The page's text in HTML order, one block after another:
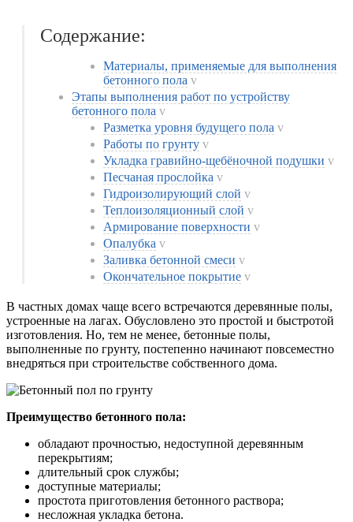
Содержание:
Материалы, применяемые для выполнения
бетонного пола v
Этапы выполнения работ по устройству
бетонного пола v
Разметка уровня будущего пола v
Работы по грунту v
Укладка гравийно-щебёночной подушки v
Песчаная прослойка v
Гидроизолирующий слой v
Теплоизоляционный слой v
Армирование поверхности v
Опалубка v
Заливка бетонной смеси v
Окончательное покрытие v
В частных домах чаще всего встречаются деревянные полы,
устроенные на лагах. Обусловлено это простой и быстротой
изготовления. Но, тем не менее, бетонные полы,
выполненные по грунту, постепенно начинают повсеместно
внедряться при строительстве собственного дома.
Преимущество бетонного пола:
обладают прочностью, недоступной деревянным
перекрытиям;
длительный срок службы;
доступные материалы;
простота приготовления бетонного раствора;
несложная укладка бетона.